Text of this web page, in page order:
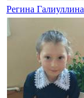
Регина Галиуллина